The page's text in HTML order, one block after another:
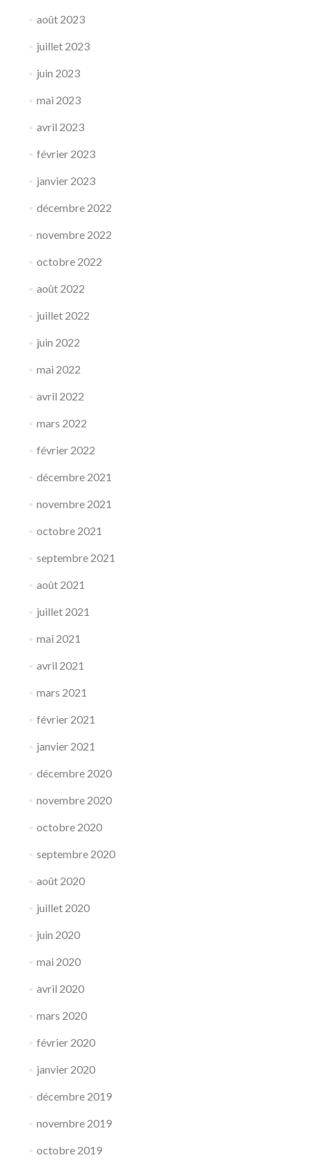
août 2023
juillet 2023
juin 2023
mai 2023
avril 2023
février 2023
janvier 2023
décembre 2022
novembre 2022
octobre 2022
août 2022
juillet 2022
juin 2022
mai 2022
avril 2022
mars 2022
février 2022
décembre 2021
novembre 2021
octobre 2021
septembre 2021
août 2021
juillet 2021
mai 2021
avril 2021
mars 2021
février 2021
janvier 2021
décembre 2020
novembre 2020
octobre 2020
septembre 2020
août 2020
juillet 2020
juin 2020
mai 2020
avril 2020
mars 2020
février 2020
janvier 2020
décembre 2019
novembre 2019
octobre 2019